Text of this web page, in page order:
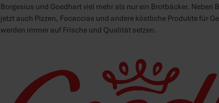
Borgesius und Goedhart viel mehr als nur ein Brotbäcker. Neben
jetzt auch Pizzen, Focaccias und andere köstliche Produkte für
werden immer auf Frische und Qualität setzen.